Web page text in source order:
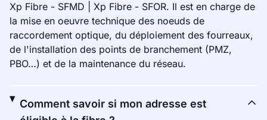
Xp Fibre - SFMD | Xp Fibre - SFOR. Il est en charge de
la mise en oeuvre technique des noeuds de
raccordement optique, du déploiement des fourreaux,
de l'installation des points de branchement (PMZ,
PBO…) et de la maintenance du réseau.
Comment savoir si mon adresse est